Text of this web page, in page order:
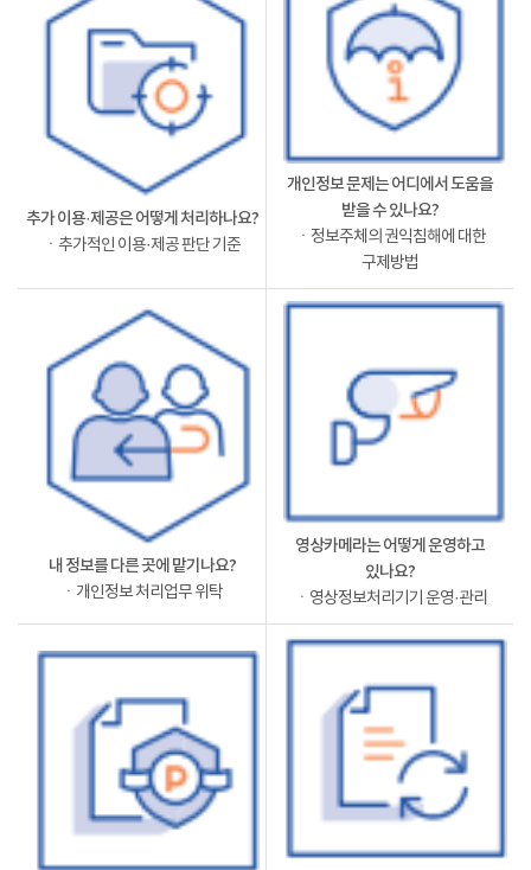
추가 이용·제공은 어떻게 처리하나요?
ㆍ추가적인 이용·제공 판단 기준
개인정보 문제는 어디에서 도움을
받을 수 있나요?
ㆍ정보주체의 권익침해에 대한
구제방법
내 정보를 다른 곳에 맡기나요?
ㆍ개인정보 처리업무 위탁
영상카메라는 어떻게 운영하고
있나요?
ㆍ영상정보처리기기 운영·관리